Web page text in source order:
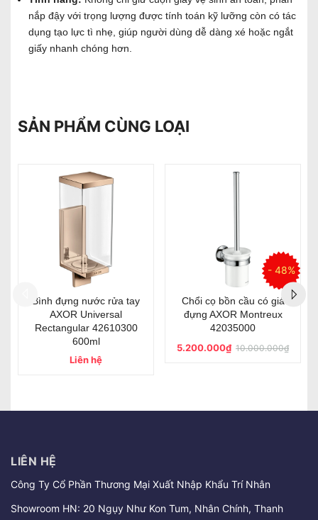
nắp đậy với trọng lượng được tính toán kỹ lưỡng còn có tác
dụng tạo lực tì nhẹ, giúp người dùng dễ dàng xé hoặc ngắt
giấy nhanh chóng hơn.
SẢN PHẨM CÙNG LOẠI
Móc treo giấy vệ sinh
AXOR Montreux
42036000
5.000.000₫9.500.000₫
- 46%
Thanh treo khăn AXOR
Montreux 600mm
42060000
6.500.000₫12.000.000₫
LIÊN HỆ
Công Ty Cổ Phần Thương Mại Xuất Nhập Khẩu Trí Nhân
Showroom HN: 20 Ngụy Như Kon Tum, Nhân Chính, Thanh